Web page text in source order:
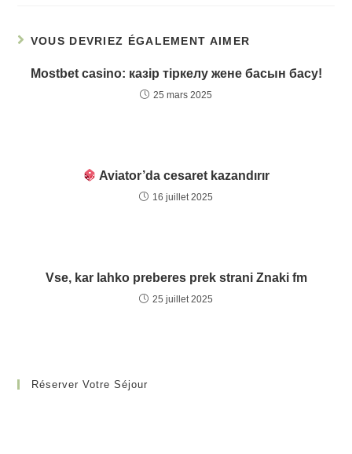
VOUS DEVRIEZ ÉGALEMENT AIMER
Mostbet casino: казiр тiркелу жене басын басу!
25 mars 2025
Aviator’da cesaret kazandırır
16 juillet 2025
Vse, kar lahko preberes prek strani Znaki fm
25 juillet 2025
Réserver Votre Séjour